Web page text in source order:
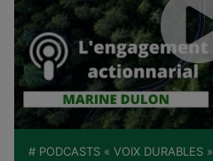
# PODCASTS « VOIX DURABLES »